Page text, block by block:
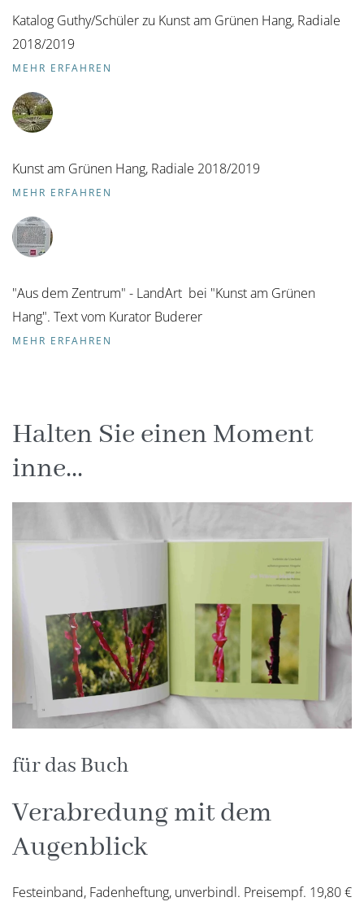
Katalog Guthy/Schüler zu Kunst am Grünen Hang, Radiale
2018/2019
MEHR ERFAHREN
Kunst am Grünen Hang, Radiale 2018/2019
MEHR ERFAHREN
"Aus dem Zentrum" - LandArt bei "Kunst am Grünen
Hang". Text vom Kurator Buderer
MEHR ERFAHREN
Halten Sie einen Moment
inne...
für das Buch
Verabredung mit dem
Augenblick
Festeinband, Fadenheftung, unverbindl. Preisempf. 19,80 €